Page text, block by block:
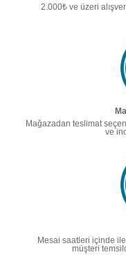
2.000₺ ve üzeri
Mağazadan teslimat
ve
Mesai saatleri içinde
müşteri